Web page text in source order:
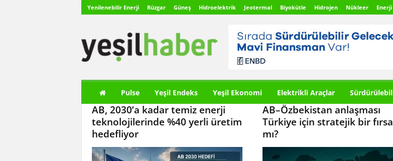
Yenilenebilir Enerji Rüzgar Güneş Hidroelektrik Jeotermal Biyokütle Hidrojen Nükleer
ş
Pulse Yeşil Endeks Yeşil Ekonomi Elektrikli Araçlar
AB, 2030’a kadar temiz enerji
teknolojilerinde %40 yerli üretim
hedefliyor
AB–Özbekistan anlaşması
Türkiye için stratejik bir
mı?